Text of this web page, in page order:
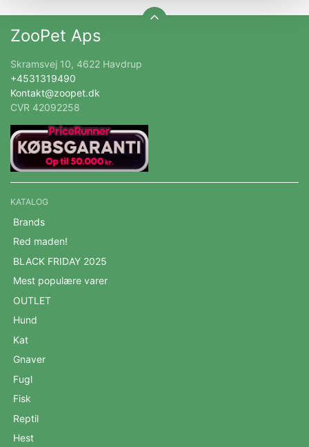
ZooPet Aps
Skramsvej 10, 4622 Havdrup
+4531319490
Kontakt@zoopet.dk
CVR 42092258
KATALOG
Brands
Red maden!
BLACK FRIDAY 2025
Mest populære varer
OUTLET
Hund
Kat
Gnaver
Fugl
Fisk
Reptil
Hest